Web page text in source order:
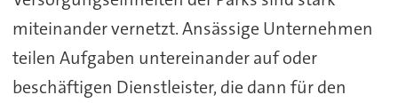
miteinander vernetzt. Ansässige Unternehmen
teilen Aufgaben untereinander auf oder
beschäftigen Dienstleister, die dann für den